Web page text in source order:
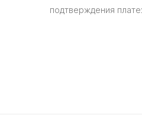
подтверждения